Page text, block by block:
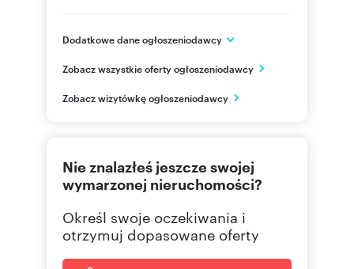
Dodatkowe dane ogłoszeniodawcy
Iława
PL
Zobacz wszystkie oferty ogłoszeniodawcy
Zobacz wizytówkę ogłoszeniodawcy
Nie znalazłeś jeszcze swojej
wymarzonej nieruchomości?
Określ swoje oczekiwania i
otrzymuj dopasowane oferty